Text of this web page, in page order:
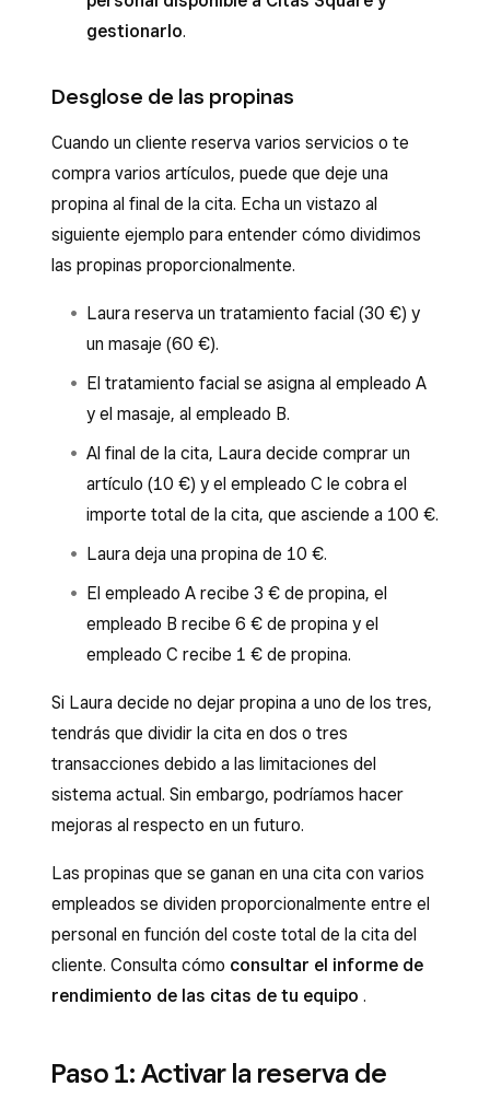
gestionarlo.
Desglose de las propinas
Cuando un cliente reserva varios servicios o te
compra varios artículos, puede que deje una
propina al final de la cita. Echa un vistazo al
siguiente ejemplo para entender cómo dividimos
las propinas proporcionalmente.
Laura reserva un tratamiento facial (30 €) y
un masaje (60 €).
El tratamiento facial se asigna al empleado A
y el masaje, al empleado B.
Al final de la cita, Laura decide comprar un
artículo (10 €) y el empleado C le cobra el
importe total de la cita, que asciende a 100 €.
Laura deja una propina de 10 €.
El empleado A recibe 3 € de propina, el
empleado B recibe 6 € de propina y el
empleado C recibe 1 € de propina.
Si Laura decide no dejar propina a uno de los tres,
tendrás que dividir la cita en dos o tres
transacciones debido a las limitaciones del
sistema actual. Sin embargo, podríamos hacer
mejoras al respecto en un futuro.
Las propinas que se ganan en una cita con varios
empleados se dividen proporcionalmente entre el
personal en función del coste total de la cita del
cliente. Consulta cómo consultar el informe de
rendimiento de las citas de tu equipo .
Paso 1: Activar la reserva de